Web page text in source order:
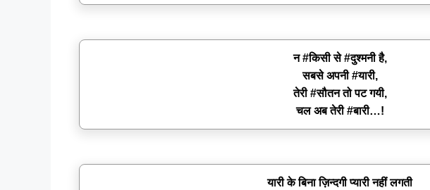
न #किसी से #दुश्मनी है,
सबसे अपनी #यारी,
तेरी #सौतन तो पट गयी,
चल अब तेरी #बारी…!
यारी के बिना ज़िन्दगी प्यारी नहीं लगती